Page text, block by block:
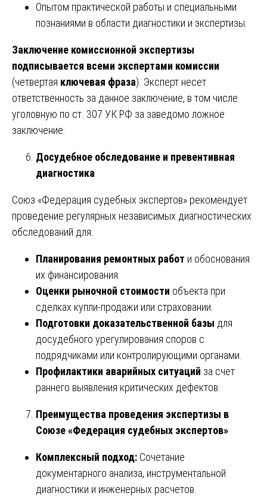
Опытом практической работы и специальными
познаниями в области диагностики и экспертизы.
Заключение комиссионной экспертизы
подписывается всеми экспертами комиссии
(четвертая ключевая фраза). Эксперт несет
ответственность за данное заключение, в том числе
уголовную по ст. 307 УК РФ за заведомо ложное
заключение.
Досудебное обследование и превентивная
диагностика
Союз «Федерация судебных экспертов» рекомендует
проведение регулярных независимых диагностических
обследований для:
Планирования ремонтных работ и обоснования
их финансирования.
Оценки рыночной стоимости объекта при
сделках купли-продажи или страховании.
Подготовки доказательственной базы для
досудебного урегулирования споров с
подрядчиками или контролирующими органами.
Профилактики аварийных ситуаций за счет
раннего выявления критических дефектов.
Преимущества проведения экспертизы в
Союзе «Федерация судебных экспертов»
Комплексный подход: Сочетание
документарного анализа, инструментальной
диагностики и инженерных расчетов.